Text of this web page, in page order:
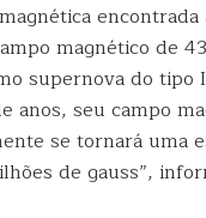
magnético de
supernova do
anos, seu campo
se tornará uma
de gauss”,